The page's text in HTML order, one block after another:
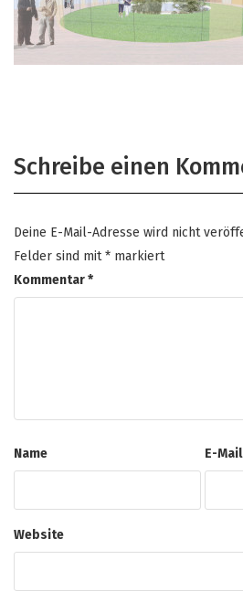
Schreibe einen
Deine E-Mail-Adresse wird nicht
Felder sind mit* markiert
Kommentar*
Name E-
Website